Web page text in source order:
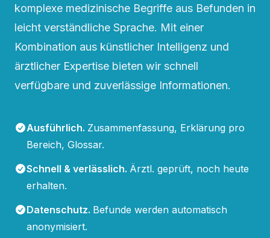
komplexe medizinische Begriffe aus Befunden in
leicht verständliche Sprache. Mit einer
Kombination aus künstlicher Intelligenz und
ärztlicher Expertise bieten wir schnell
verfügbare und zuverlässige Informationen.
Ausführlich. Zusammenfassung, Erklärung pro
Bereich, Glossar.
Schnell & verlässlich. Ärztl. geprüft, noch heute
erhalten.
Datenschutz. Befunde werden automatisch
anonymisiert.